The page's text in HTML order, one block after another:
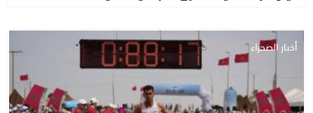
أخبار الصحراء